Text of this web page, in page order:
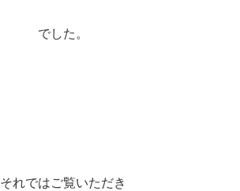
でした。
それではご覧いただき